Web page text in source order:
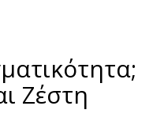
Ζέστη